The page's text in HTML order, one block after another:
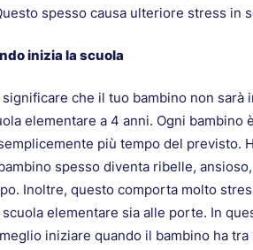
spesso causa ulteriore stress in
inizia la scuola
che il tuo bambino non sarà
elementare a 4 anni. Ogni bambino
più tempo del previsto.
spesso diventa ribelle,
Inoltre, questo comporta molto
elementare sia alle porte. In
iniziare quando il bambino ha tra